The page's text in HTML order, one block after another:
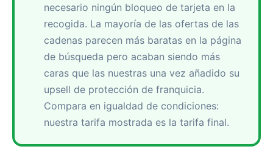
necesario ningún bloqueo de tarjeta en la
recogida. La mayoría de las ofertas de las
cadenas parecen más baratas en la página
de búsqueda pero acaban siendo más
caras que las nuestras una vez añadido su
upsell de protección de franquicia.
Compara en igualdad de condiciones:
nuestra tarifa mostrada es la tarifa final.